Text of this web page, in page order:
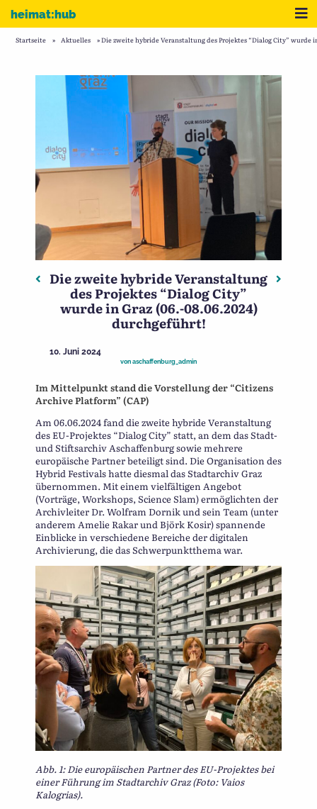
Zum Inhalt
heimat:hub
Startseite » Aktuelles »Die zweite hybride Veranstaltung des Projektes “Dialog City” wurde
Beitragsnavigation
Vorheriger: Abschlusspräsentation zum Projekt
Die zweite hybride Veranstaltung
des Projektes “Dialog City”
wurde in Graz (06.-08.06.2024)
durchgeführt!
10. Juni 2024
von aschaffenburg_admin
Im Mittelpunkt stand die Vorstellung der “Citizens
Archive Platform” (CAP)
Am 06.06.2024 fand die zweite hybride Veranstaltung
des EU-Projektes “Dialog City” statt, an dem das Stadt-
und Stiftsarchiv Aschaffenburg sowie mehrere
europäische Partner beteiligt sind. Die Organisation des
Hybrid Festivals hatte diesmal das Stadtarchiv Graz
übernommen. Mit einem vielfältigen Angebot
(Vorträge, Workshops, Science Slam) ermöglichten der
Archivleiter Dr. Wolfram Dornik und sein Team (unter
anderem Amelie Rakar und Björk Kosir) spannende
Einblicke in verschiedene Bereiche der digitalen
Archivierung, die das Schwerpunktthema war.
Abb. 1: Die europäischen Partner des EU-Projektes bei
einer Führung im Stadtarchiv Graz (Foto: Vaios
Kalogrias).